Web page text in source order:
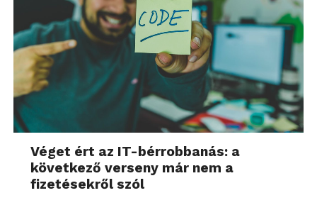
Véget ért az IT-bérrobbanás: a
következő verseny már nem a
fizetésekről szól